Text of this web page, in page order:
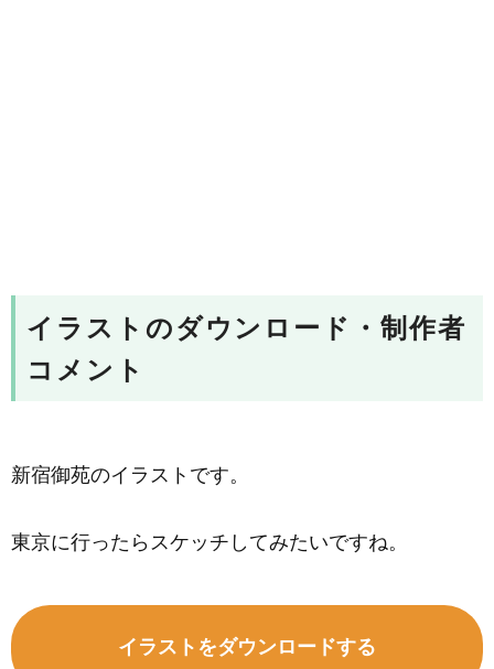
イラストのダウンロード・制作者
コメント
新宿御苑のイラストです。
東京に行ったらスケッチしてみたいですね。
イラストをダウンロードする